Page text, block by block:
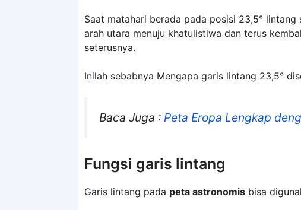
Saat matahari berada pada posisi 23,5°
arah utara menuju khatulistiwa dan terus
seterusnya.
Inilah sebabnya Mengapa garis lintang 23,5°
Baca Juga : Peta Eropa Lengkap
Fungsi garis lintang
Garis lintang pada peta astronomis bisa